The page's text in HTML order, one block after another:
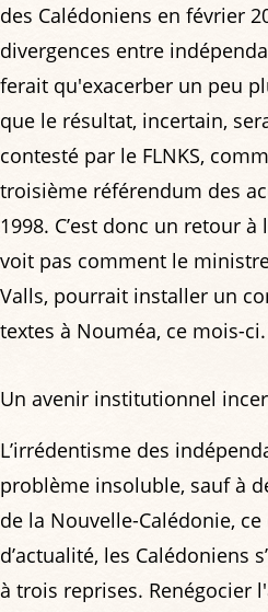
des Calédoniens en février
divergences entre
ferait qu'exacerber un peu
que le résultat, incertain,
contesté par le FLNKS,
troisième référendum des
1998. C’est donc un retour
voit pas comment le
Valls, pourrait installer un
textes à Nouméa, ce mois-
Un avenir institutionnel
L’irrédentisme des
problème insoluble, sauf à
de la Nouvelle-Calédonie, ce
d’actualité, les Calédoniens
à trois reprises. Renégocier